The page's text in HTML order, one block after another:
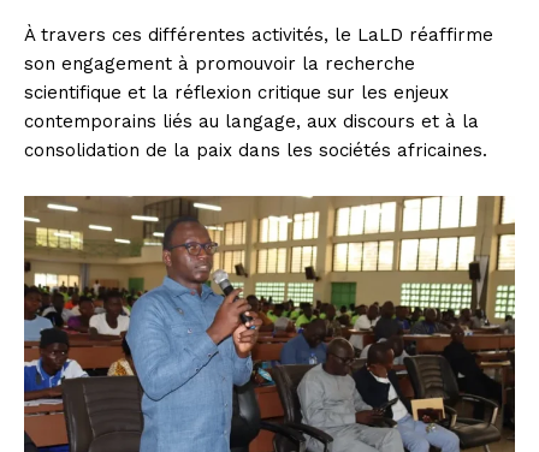
À travers ces différentes activités, le LaLD réaffirme
son engagement à promouvoir la recherche
scientifique et la réflexion critique sur les enjeux
contemporains liés au langage, aux discours et à la
consolidation de la paix dans les sociétés africaines.